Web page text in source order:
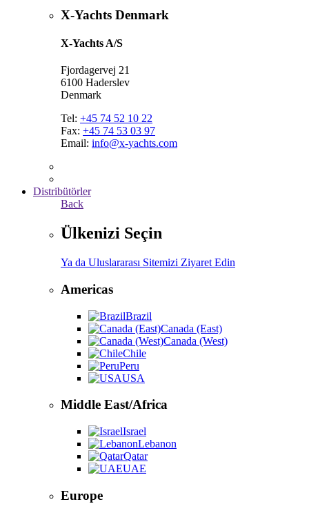
X-Yachts Denmark
X-Yachts A/S
Fjordagervej 21
6100 Haderslev
Denmark
Tel: +45 74 52 10 22
Fax: +45 74 53 03 97
Email: info@x-yachts.com
Distribütörler
Back
Ülkenizi Seçin
Ya da Uluslararası Sitemizi Ziyaret Edin
Americas
Brazil
Canada (East)
Canada (West)
Chile
Peru
USA
Middle East/Africa
Israel
Lebanon
Qatar
UAE
Europe